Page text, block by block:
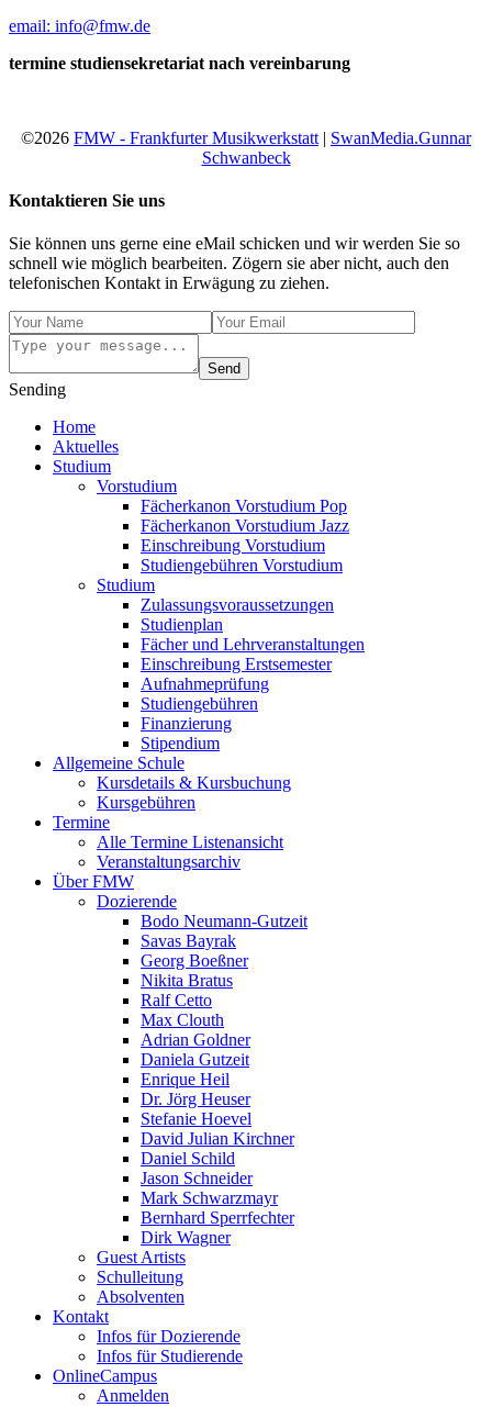
email: info@fmw.de
termine studiensekretariat nach vereinbarung
©2026 FMW - Frankfurter Musikwerkstatt | SwanMedia.Gunnar
Schwanbeck
Kontaktieren Sie uns
Sie können uns gerne eine eMail schicken und wir werden Sie so
schnell wie möglich bearbeiten. Zögern sie aber nicht, auch den
telefonischen Kontakt in Erwägung zu ziehen.
Send
Sending
Home
Aktuelles
Studium
Vorstudium
Fächerkanon Vorstudium Pop
Fächerkanon Vorstudium Jazz
Einschreibung Vorstudium
Studiengebühren Vorstudium
Studium
Zulassungsvoraussetzungen
Studienplan
Fächer und Lehrveranstaltungen
Einschreibung Erstsemester
Aufnahmeprüfung
Studiengebühren
Finanzierung
Stipendium
Allgemeine Schule
Kursdetails & Kursbuchung
Kursgebühren
Termine
Alle Termine Listenansicht
Veranstaltungsarchiv
Über FMW
Dozierende
Bodo Neumann-Gutzeit
Savas Bayrak
Georg Boeßner
Nikita Bratus
Ralf Cetto
Max Clouth
Adrian Goldner
Daniela Gutzeit
Enrique Heil
Dr. Jörg Heuser
Stefanie Hoevel
David Julian Kirchner
Daniel Schild
Jason Schneider
Mark Schwarzmayr
Bernhard Sperrfechter
Dirk Wagner
Guest Artists
Schulleitung
Absolventen
Kontakt
Infos für Dozierende
Infos für Studierende
OnlineCampus
Anmelden